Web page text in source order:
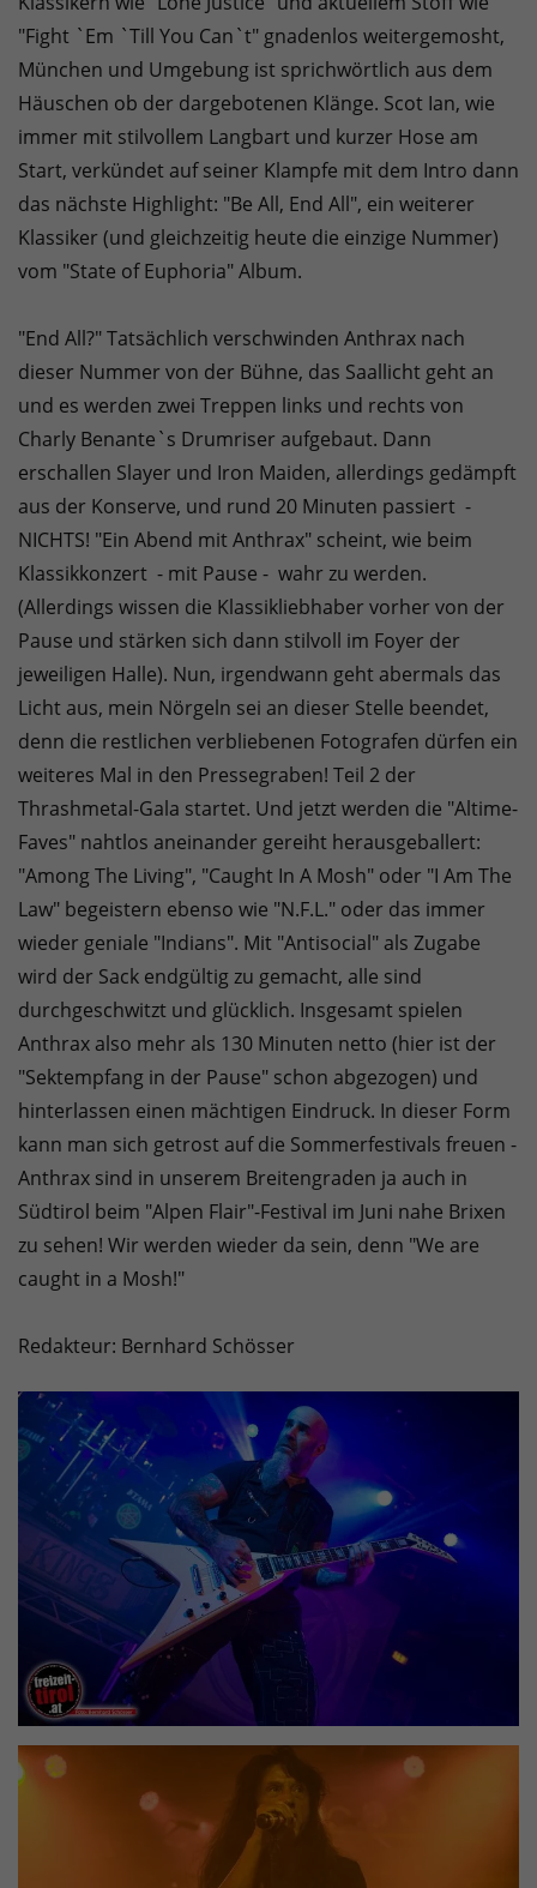
"Fight `Em `Till You Can`t" gnadenlos weitergemosht,
München und Umgebung ist sprichwörtlich aus dem
Häuschen ob der dargebotenen Klänge. Scot Ian, wie
immer mit stilvollem Langbart und kurzer Hose am
Start, verkündet auf seiner Klampfe mit dem Intro dann
das nächste Highlight: "Be All, End All", ein weiterer
Klassiker (und gleichzeitig heute die einzige Nummer)
vom "State of Euphoria" Album.
"End All?" Tatsächlich verschwinden Anthrax nach
dieser Nummer von der Bühne, das Saallicht geht an
und es werden zwei Treppen links und rechts von
Charly Benante`s Drumriser aufgebaut. Dann
erschallen Slayer und Iron Maiden, allerdings gedämpft
aus der Konserve, und rund 20 Minuten passiert -
NICHTS! "Ein Abend mit Anthrax" scheint, wie beim
Klassikkonzert - mit Pause - wahr zu werden.
(Allerdings wissen die Klassikliebhaber vorher von der
Pause und stärken sich dann stilvoll im Foyer der
jeweiligen Halle). Nun, irgendwann geht abermals das
Licht aus, mein Nörgeln sei an dieser Stelle beendet,
denn die restlichen verbliebenen Fotografen dürfen ein
weiteres Mal in den Pressegraben! Teil 2 der
Thrashmetal-Gala startet. Und jetzt werden die "Altime-
Faves" nahtlos aneinander gereiht herausgeballert:
"Among The Living", "Caught In A Mosh" oder "I Am The
Law" begeistern ebenso wie "N.F.L." oder das immer
wieder geniale "Indians". Mit "Antisocial" als Zugabe
wird der Sack endgültig zu gemacht, alle sind
durchgeschwitzt und glücklich. Insgesamt spielen
Anthrax also mehr als 130 Minuten netto (hier ist der
"Sektempfang in der Pause" schon abgezogen) und
hinterlassen einen mächtigen Eindruck. In dieser Form
kann man sich getrost auf die Sommerfestivals freuen -
Anthrax sind in unserem Breitengraden ja auch in
Südtirol beim "Alpen Flair"-Festival im Juni nahe Brixen
zu sehen! Wir werden wieder da sein, denn "We are
caught in a Mosh!"
Redakteur: Bernhard Schösser